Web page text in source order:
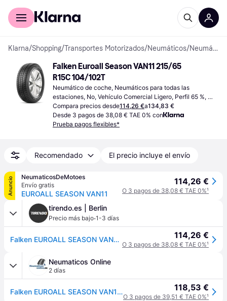
Comprar con Klarna
Klarna/Shopping/Transportes Motorizados/Neumáticos/ Neumáticos de coche
Falken Euroall Season VAN11 215/65
R15C 104/102T
Neumático de coche, Neumáticos para todas las
estaciones, No, Vehículo Comercial Ligero, Perfil 65 %,
Índice de Velocidad T (190 km/h)
Compara precios desde114,26 €a134,83 €
Desde 3 pagos de 38,08 € TAE 0% con
Prueba pagos flexibles*
Recomendado El precio incluye el envío
Anuncio
NeumaticosDeMotoes
Envío gratis
EUROALL SEASON VAN11
114,26 €
O 3 pagos de 38,08 € TAE 0%¹
tirendo.es | Berlin
Precio más bajo·1-3 días
Falken EUROALL SEASON VAN11 ( 215/65 R15C 104/102T BLK ) - negro 114,26 €
O 3 pagos de 38,08 € TAE 0%¹
Neumaticos Online
2 días
Falken EUROALL SEASON VAN11 ( 215/65 R15C 104/102T BLK ) 118,53 €
O 3 pagos de 39,51 € TAE 0%¹